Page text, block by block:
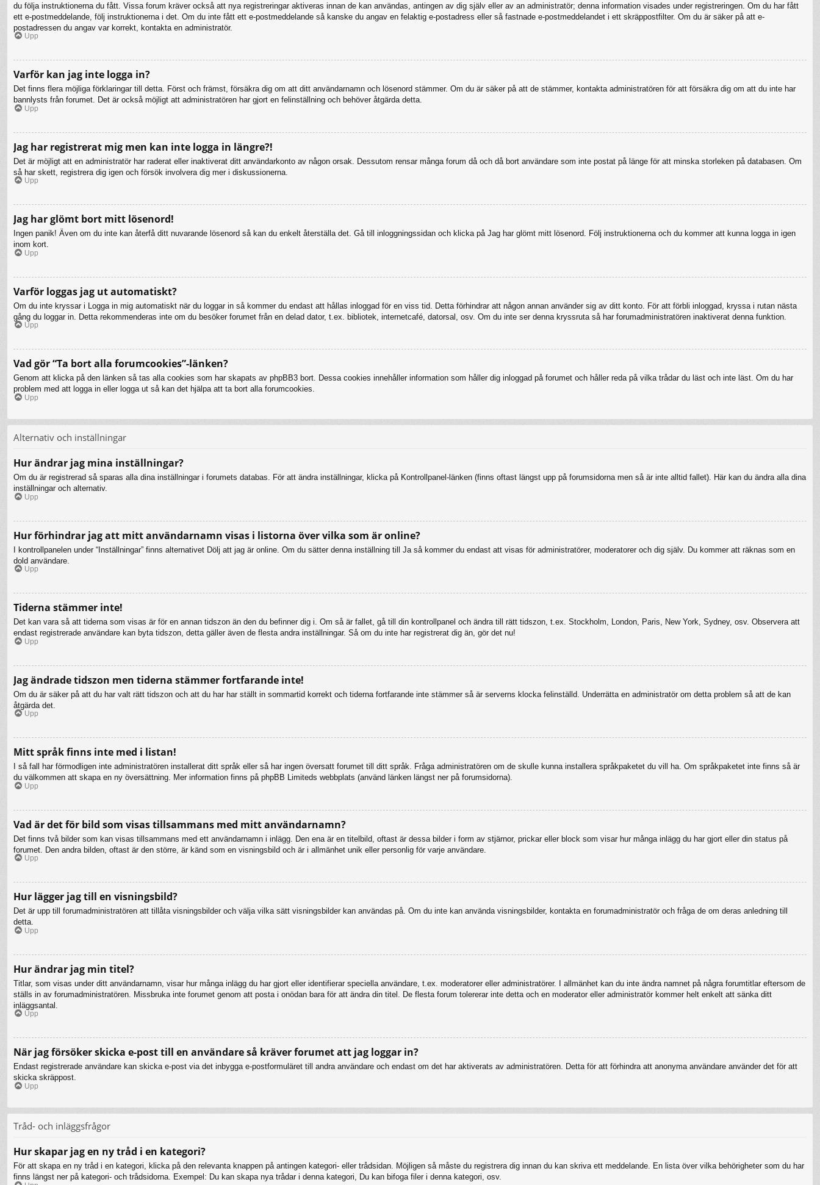
du följa instruktionerna du fått. Vissa forum kräver också att nya registreringar aktiveras innan de kan användas, antingen av dig själv eller av an administratör; denna information visades under registreringen. Om du har fått
ett e-postmeddelande, följ instruktionerna i det. Om du inte fått ett e-postmeddelande så kanske du angav en felaktig e-postadress eller så fastnade e-postmeddelandet i ett skräppostfilter. Om du är säker på att e-
postadressen du angav var korrekt, kontakta en administratör.
Upp
Varför kan jag inte logga in?
Det finns flera möjliga förklaringar till detta. Först och främst, försäkra dig om att ditt användarnamn och lösenord stämmer. Om du är säker på att de stämmer, kontakta administratören för att försäkra dig om att du inte har
bannlysts från forumet. Det är också möjligt att administratören har gjort en felinställning och behöver åtgärda detta.
Upp
Jag har registrerat mig men kan inte logga in längre?!
Det är möjligt att en administratör har raderat eller inaktiverat ditt användarkonto av någon orsak. Dessutom rensar många forum då och då bort användare som inte postat på länge för att minska storleken på databasen. Om
så har skett, registrera dig igen och försök involvera dig mer i diskussionerna.
Upp
Jag har glömt bort mitt lösenord!
Ingen panik! Även om du inte kan återfå ditt nuvarande lösenord så kan du enkelt återställa det. Gå till inloggningssidan och klicka på Jag har glömt mitt lösenord. Följ instruktionerna och du kommer att kunna logga in igen
inom kort.
Upp
Varför loggas jag ut automatiskt?
Om du inte kryssar i Logga in mig automatiskt när du loggar in så kommer du endast att hållas inloggad för en viss tid. Detta förhindrar att någon annan använder sig av ditt konto. För att förbli inloggad, kryssa i rutan nästa
gång du loggar in. Detta rekommenderas inte om du besöker forumet från en delad dator, t.ex. bibliotek, internetcafé, datorsal, osv. Om du inte ser denna kryssruta så har forumadministratören inaktiverat denna funktion.
Upp
Vad gör “Ta bort alla forumcookies”-länken?
Genom att klicka på den länken så tas alla cookies som har skapats av phpBB3 bort. Dessa cookies innehåller information som håller dig inloggad på forumet och håller reda på vilka trådar du läst och inte läst. Om du har
problem med att logga in eller logga ut så kan det hjälpa att ta bort alla forumcookies.
Upp
Alternativ och inställningar
Hur ändrar jag mina inställningar?
Om du är registrerad så sparas alla dina inställningar i forumets databas. För att ändra inställningar, klicka på Kontrollpanel-länken (finns oftast längst upp på forumsidorna men så är inte alltid fallet). Här kan du ändra alla dina
inställningar och alternativ.
Upp
Hur förhindrar jag att mitt användarnamn visas i listorna över vilka som är online?
I kontrollpanelen under “Inställningar” finns alternativet Dölj att jag är online. Om du sätter denna inställning till Ja så kommer du endast att visas för administratörer, moderatorer och dig själv. Du kommer att räknas som en
dold användare.
Upp
Tiderna stämmer inte!
Det kan vara så att tiderna som visas är för en annan tidszon än den du befinner dig i. Om så är fallet, gå till din kontrollpanel och ändra till rätt tidszon, t.ex. Stockholm, London, Paris, New York, Sydney, osv. Observera att
endast registrerade användare kan byta tidszon, detta gäller även de flesta andra inställningar. Så om du inte har registrerat dig än, gör det nu!
Upp
Jag ändrade tidszon men tiderna stämmer fortfarande inte!
Om du är säker på att du har valt rätt tidszon och att du har har ställt in sommartid korrekt och tiderna fortfarande inte stämmer så är serverns klocka felinställd. Underrätta en administratör om detta problem så att de kan
åtgärda det.
Upp
Mitt språk finns inte med i listan!
I så fall har förmodligen inte administratören installerat ditt språk eller så har ingen översatt forumet till ditt språk. Fråga administratören om de skulle kunna installera språkpaketet du vill ha. Om språkpaketet inte finns så är
du välkommen att skapa en ny översättning. Mer information finns på phpBB Limiteds webbplats (använd länken längst ner på forumsidorna).
Upp
Vad är det för bild som visas tillsammans med mitt användarnamn?
Det finns två bilder som kan visas tillsammans med ett användarnamn i inlägg. Den ena är en titelbild, oftast är dessa bilder i form av stjärnor, prickar eller block som visar hur många inlägg du har gjort eller din status på
forumet. Den andra bilden, oftast är den större, är känd som en visningsbild och är i allmänhet unik eller personlig för varje användare.
Upp
Hur lägger jag till en visningsbild?
Det är upp till forumadministratören att tillåta visningsbilder och välja vilka sätt visningsbilder kan användas på. Om du inte kan använda visningsbilder, kontakta en forumadministratör och fråga de om deras anledning till
detta.
Upp
Hur ändrar jag min titel?
Titlar, som visas under ditt användarnamn, visar hur många inlägg du har gjort eller identifierar speciella användare, t.ex. moderatorer eller administratörer. I allmänhet kan du inte ändra namnet på några forumtitlar eftersom de
ställs in av forumadministratören. Missbruka inte forumet genom att posta i onödan bara för att ändra din titel. De flesta forum tolererar inte detta och en moderator eller administratör kommer helt enkelt att sänka ditt
inläggsantal.
Upp
När jag försöker skicka e-post till en användare så kräver forumet att jag loggar in?
Endast registrerade användare kan skicka e-post via det inbygga e-postformuläret till andra användare och endast om det har aktiverats av administratören. Detta för att förhindra att anonyma användare använder det för att
skicka skräppost.
Upp
Tråd- och inläggsfrågor
Hur skapar jag en ny tråd i en kategori?
För att skapa en ny tråd i en kategori, klicka på den relevanta knappen på antingen kategori- eller trådsidan. Möjligen så måste du registrera dig innan du kan skriva ett meddelande. En lista över vilka behörigheter som du har
finns längst ner på kategori- och trådsidorna. Exempel: Du kan skapa nya trådar i denna kategori, Du kan bifoga filer i denna kategori, osv.